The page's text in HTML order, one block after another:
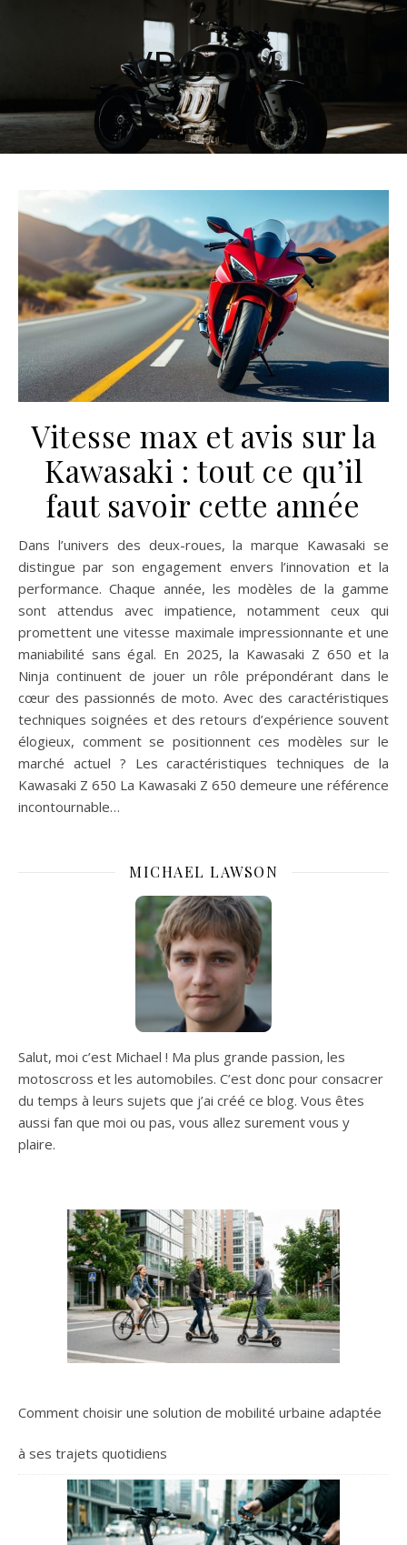
VROOM
Vitesse max et avis sur la
Kawasaki : tout ce qu’il
faut savoir cette année
Dans l’univers des deux-roues, la marque Kawasaki se
distingue par son engagement envers l’innovation et la
performance. Chaque année, les modèles de la gamme
sont attendus avec impatience, notamment ceux qui
promettent une vitesse maximale impressionnante et une
maniabilité sans égal. En 2025, la Kawasaki Z 650 et la
Ninja continuent de jouer un rôle prépondérant dans le
cœur des passionnés de moto. Avec des caractéristiques
techniques soignées et des retours d’expérience souvent
élogieux, comment se positionnent ces modèles sur le
marché actuel ? Les caractéristiques techniques de la
Kawasaki Z 650 La Kawasaki Z 650 demeure une référence
incontournable…
MICHAEL LAWSON
Salut, moi c’est Michael ! Ma plus grande passion, les
motoscross et les automobiles. C’est donc pour consacrer
du temps à leurs sujets que j’ai créé ce blog. Vous êtes
aussi fan que moi ou pas, vous allez surement vous y
plaire.
Comment choisir une solution de mobilité urbaine adaptée
à ses trajets quotidiens